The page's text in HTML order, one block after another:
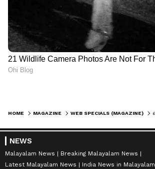
HOME MAGAZINE WEB SPECIALS (MAGAZINE)
NEWS
Malayalam News
Breaking Malayalam News
Latest Malayalam News
India News in Malayalam